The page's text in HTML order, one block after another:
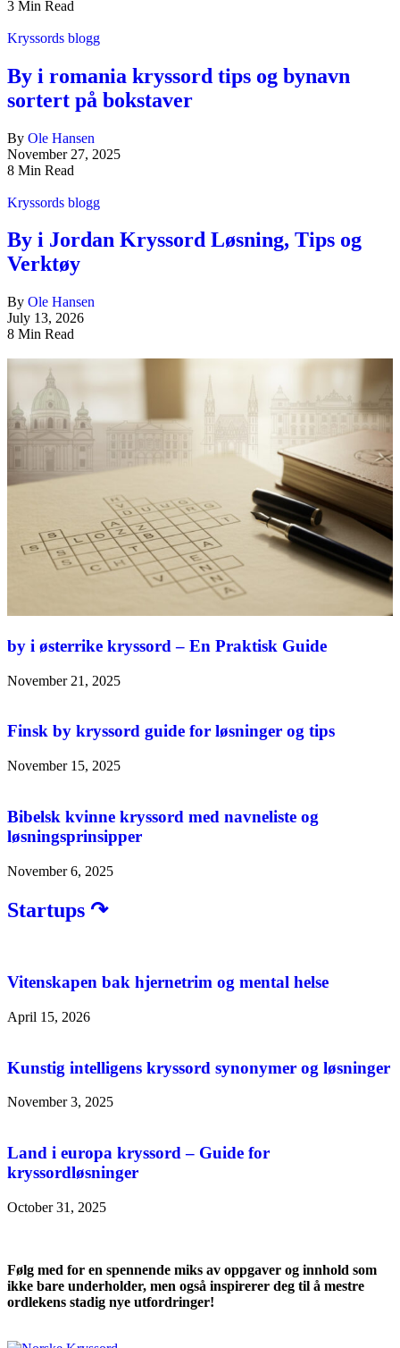
3 Min Read
Kryssords blogg
By i romania kryssord tips og bynavn
sortert på bokstaver
By Ole Hansen
November 27, 2025
8 Min Read
Kryssords blogg
By i Jordan Kryssord Løsning, Tips og
Verktøy
By Ole Hansen
July 13, 2026
8 Min Read
by i østerrike kryssord – En Praktisk Guide
November 21, 2025
Finsk by kryssord guide for løsninger og tips
November 15, 2025
Bibelsk kvinne kryssord med navneliste og
løsningsprinsipper
November 6, 2025
Startups ↷
Vitenskapen bak hjernetrim og mental helse
April 15, 2026
Kunstig intelligens kryssord synonymer og løsninger
November 3, 2025
Land i europa kryssord – Guide for
kryssordløsninger
October 31, 2025
Følg med for en spennende miks av oppgaver og innhold som
ikke bare underholder, men også inspirerer deg til å mestre
ordlekens stadig nye utfordringer!